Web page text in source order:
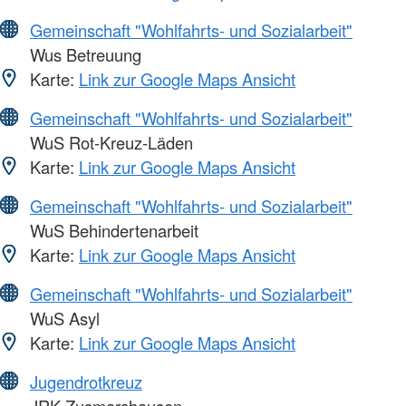
Gemeinschaft "Wohlfahrts- und Sozialarbeit"
Wus Betreuung
Karte: Link zur Google Maps Ansicht
Gemeinschaft "Wohlfahrts- und Sozialarbeit"
WuS Rot-Kreuz-Läden
Karte: Link zur Google Maps Ansicht
Gemeinschaft "Wohlfahrts- und Sozialarbeit"
WuS Behindertenarbeit
Karte: Link zur Google Maps Ansicht
Gemeinschaft "Wohlfahrts- und Sozialarbeit"
WuS Asyl
Karte: Link zur Google Maps Ansicht
Jugendrotkreuz